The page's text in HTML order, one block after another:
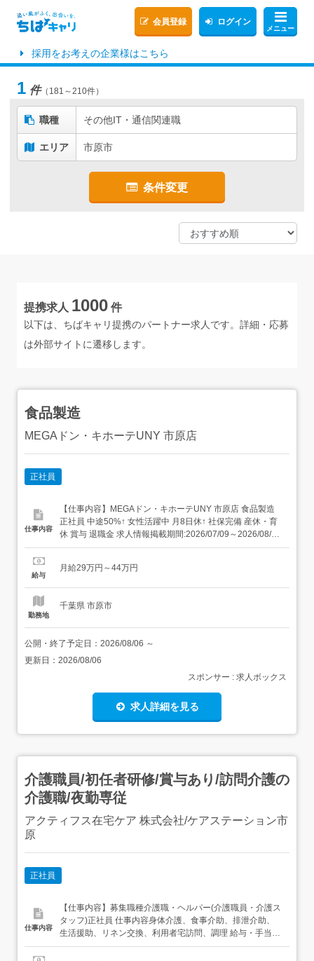
メニュー
会員登録 ログイン
採用をお考えの企業様はこちら
1 件（181～210件）
職種 その他IT・通信関連職
エリア 市原市
条件変更
提携求人 1000 件
以下は、ちばキャリ提携のパートナー求人です。詳細・応募
は外部サイトに遷移します。
食品製造
MEGAドン・キホーテUNY 市原店
正社員
仕事内容
【仕事内容】MEGAドン・キホーテUNY 市原店 食品製造
正社員 中途50%↑ 女性活躍中 月8日休↑ 社保完備 産休・育
休 賞与 退職金 求人情報掲載期間:2026/07/09～2026/08/13
求人情報 店舗の特徴 売上高2兆円越えの安定した上場企業!
「五井駅」より車6分小湊鉄道...
給与
月給29万円～44万円
勤務地
千葉県 市原市
公開・終了予定日： 2026/08/06 ～
更新日： 2026/08/06
スポンサー : 求人ボックス
求人詳細を見る
介護職員/初任者研修/賞与あり/訪問介護の
介護職/夜勤専従
アクティフス在宅ケア 株式会社/ケアステーション市
原
正社員
仕事内容
【仕事内容】募集職種介護職・ヘルパー(介護職員・介護ス
タッフ)正社員 仕事内容身体介護、食事介助、排泄介助、
生活援助、リネン交換、利用者宅訪問、調理 給与・手当<
給与>月給340,000円〜<基本給>180,000円<手当>交通費支